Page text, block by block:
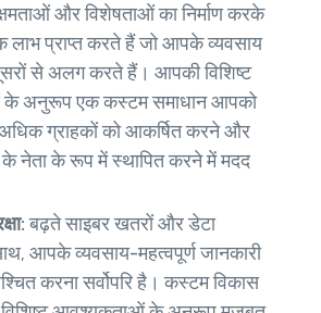
और विशेषताओं का निर्माण करके
लाभ प्राप्त करते हैं जो आपके व्यवसाय
से अलग करते हैं। आपकी विशिष्ट
अनुरूप एक कस्टम समाधान आपको
ग्राहकों को आकर्षित करने और
के नेता के रूप में स्थापित करने में मदद
बढ़ते साइबर खतरों और डेटा
आपके व्यवसाय-महत्वपूर्ण जानकारी
करना सर्वोपरि है। कस्टम विकास